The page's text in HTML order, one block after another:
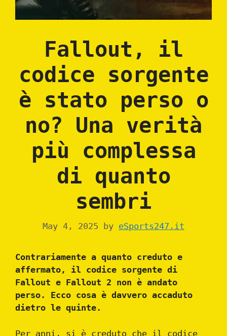
Fallout, il
codice sorgente
è stato perso o
no? Una verità
più complessa
di quanto
sembri
May 4, 2025 by eSports247.it
Contrariamente a quanto creduto e
affermato, il codice sorgente di
Fallout e Fallout 2 non è andato
perso. Ecco cosa è davvero accaduto
dietro le quinte.
Per anni, si è creduto che il codice